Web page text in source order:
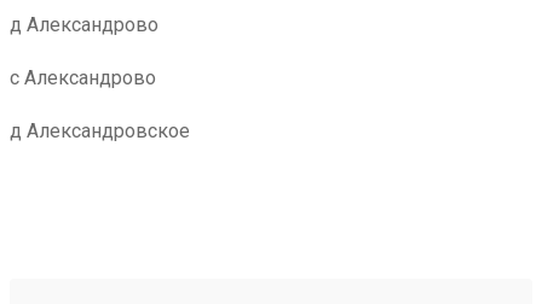
д Александрово
с Александрово
д Александровское